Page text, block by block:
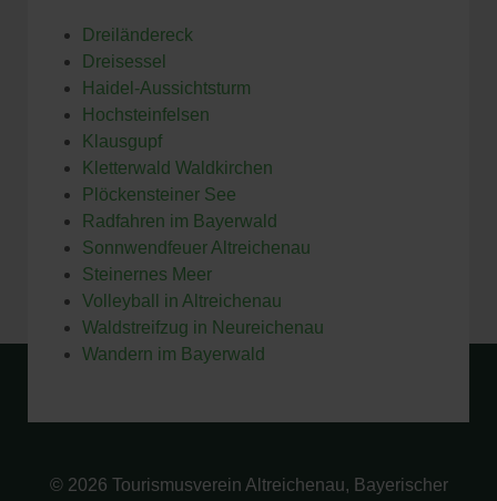
Dreiländereck
Dreisessel
Haidel-Aussichtsturm
Hochsteinfelsen
Klausgupf
Kletterwald Waldkirchen
Plöckensteiner See
Radfahren im Bayerwald
Sonnwendfeuer Altreichenau
Steinernes Meer
Volleyball in Altreichenau
Waldstreifzug in Neureichenau
Wandern im Bayerwald
© 2026 Tourismusverein Altreichenau, Bayerischer